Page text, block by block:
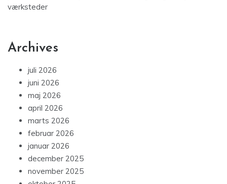
værksteder
Archives
juli 2026
juni 2026
maj 2026
april 2026
marts 2026
februar 2026
januar 2026
december 2025
november 2025